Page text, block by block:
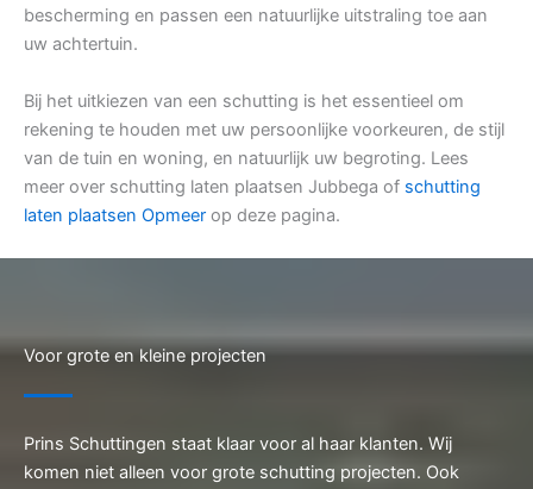
bescherming en passen een natuurlijke uitstraling toe aan
uw achtertuin.
Bij het uitkiezen van een schutting is het essentieel om
rekening te houden met uw persoonlijke voorkeuren, de stijl
van de tuin en woning, en natuurlijk uw begroting. Lees
meer over schutting laten plaatsen Jubbega of schutting
laten plaatsen Opmeer op deze pagina.
Voor grote en kleine projecten
Prins Schuttingen staat klaar voor al haar klanten. Wij
komen niet alleen voor grote schutting projecten. Ook